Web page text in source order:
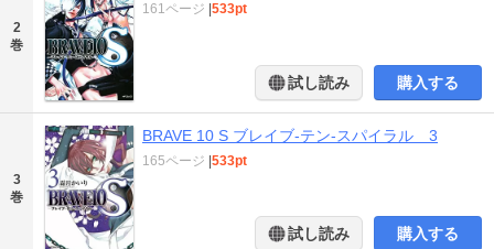
2
巻
161ページ 533pt
試し読み 購入する
3
巻
BRAVE 10 S ブレイブ-テン-スパイラル 3
165ページ 533pt
試し読み 購入する